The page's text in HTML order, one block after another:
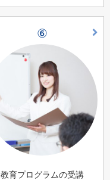
⑥
教育プログラムの受講